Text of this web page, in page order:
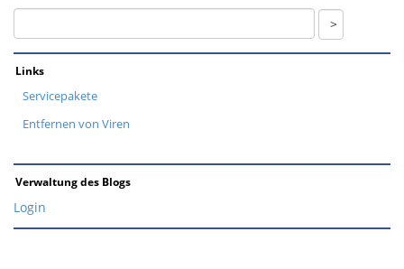
Links
Servicepakete
Entfernen von Viren
Verwaltung des Blogs
Login